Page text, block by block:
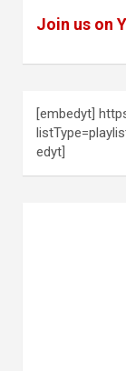
Join us on
[embedyt]
edyt]